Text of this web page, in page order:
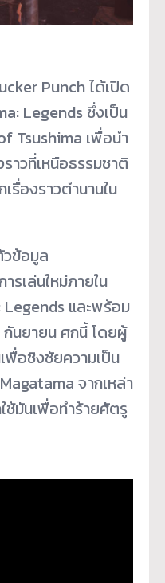
Punch ได้เปิด
Legends ซึ่งเป็น
Tsushima เพื่อนำ
ราวที่เหนือธรรมชาติ
รื่องราวตำนานใน
ข้อมูล
รเล่นใหม่ภายใน
Legends และพร้อม
กันยายน ศกนี้ โดยผู้
พื่อชิงชัยความเป็น
จากเหล่า
ช้มันเพื่อทำร้ายศัตรู